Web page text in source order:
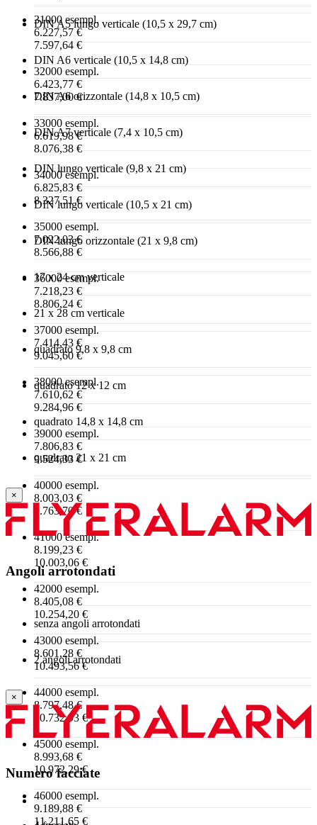
31000 esempl.
6.227,57 €
7.597,64 €
32000 esempl.
6.423,77 €
7.837,00 €
33000 esempl.
6.619,98 €
8.076,38 €
34000 esempl.
6.825,83 €
8.327,51 €
35000 esempl.
7.022,03 €
8.566,88 €
36000 esempl.
7.218,23 €
8.806,24 €
37000 esempl.
7.414,43 €
9.045,60 €
38000 esempl.
7.610,62 €
9.284,96 €
39000 esempl.
7.806,83 €
9.524,33 €
40000 esempl.
8.003,03 €
9.763,70 €
41000 esempl.
8.199,23 €
10.003,06 €
42000 esempl.
8.405,08 €
10.254,20 €
43000 esempl.
8.601,28 €
10.493,56 €
44000 esempl.
8.797,48 €
10.732,93 €
45000 esempl.
8.993,68 €
10.972,29 €
46000 esempl.
9.189,88 €
11.211,65 €
DIN A5 lungo verticale (10,5 x 29,7 cm)
DIN A6 verticale (10,5 x 14,8 cm)
DIN A6 orizzontale (14,8 x 10,5 cm)
DIN A7 verticale (7,4 x 10,5 cm)
DIN lungo verticale (9,8 x 21 cm)
DIN lungo verticale (10,5 x 21 cm)
DIN lungo orizzontale (21 x 9,8 cm)
17 x 24 cm verticale
21 x 28 cm verticale
quadrato 9,8 x 9,8 cm
quadrato 12 x 12 cm
quadrato 14,8 x 14,8 cm
quadrato 21 x 21 cm
×
Angoli arrotondati
senza angoli arrotondati
2 angoli arrotondati
×
Numero facciate